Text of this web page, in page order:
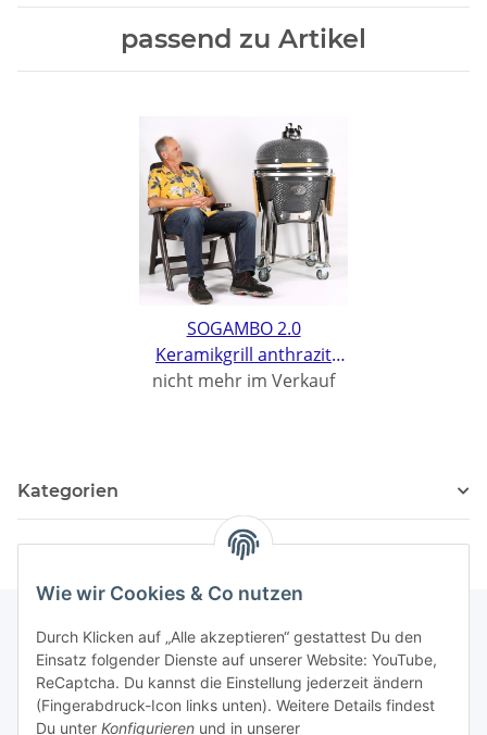
passend zu Artikel
SOGAMBO 2.0
Keramikgrill anthrazit
Ø24zoll
nicht mehr im Verkauf
Kategorien
Gesetzliche Informationen
Partner
Wie wir Cookies & Co nutzen
Durch Klicken auf „Alle akzeptieren“ gestattest Du den
Einsatz folgender Dienste auf unserer Website: YouTube,
ReCaptcha. Du kannst die Einstellung jederzeit ändern
(Fingerabdruck-Icon links unten). Weitere Details findest
Du unter Konfigurieren und in unserer